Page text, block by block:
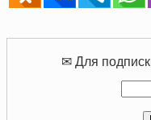
✉ Для